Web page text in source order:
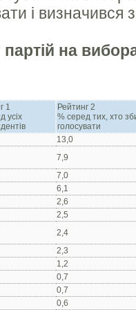
і визначився
на
1
усіх
Рейтинг 2
% серед тих, хто
голосувати
13,0
7,9
7,0
6,1
2,6
2,5
2,4
2,3
1,2
0,7
0,7
0,6